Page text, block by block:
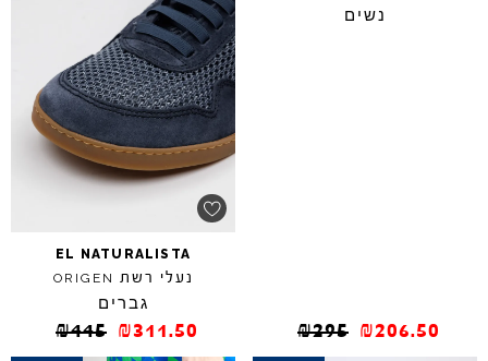
נשים
₪295 ₪206.50
EL NATURALISTA
נעלי רשת ORIGEN
גברים
₪445 ₪311.50